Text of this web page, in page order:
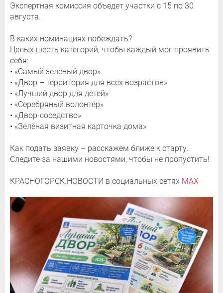
Экспертная комиссия объедет участки с 15 по 30
августа.
В каких номинациях побеждать?
Целых шесть категорий, чтобы каждый мог проявить
себя:
• «Самый зелёный двор»
• «Двор – территория для всех возрастов»
• «Лучший двор для детей»
• «Серебряный волонтёр»
• «Двор-соседство»
• «Зелёная визитная карточка дома»
Как подать заявку – расскажем ближе к старту.
Следите за нашими новостями, чтобы не пропустить!
КРАСНОГОРСК.НОВОСТИ в социальных сетях MAX